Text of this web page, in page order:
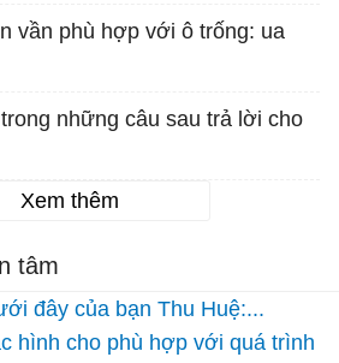
vần phù hợp với ô trống: ua
những câu sau trả lời cho
Xem thêm
tâm
đây của bạn Thu Huệ:...
hình cho phù hợp với quá trình